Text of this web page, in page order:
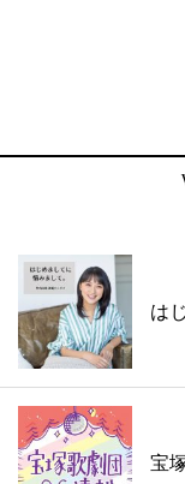
は
宝